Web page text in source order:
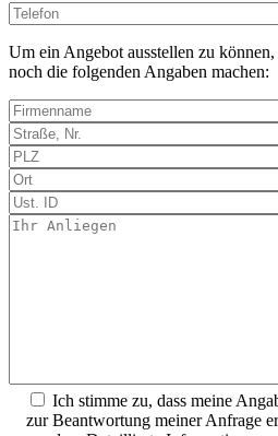
Bitte
lasse
dieses
Feld
Um ein Angebot ausstellen zu
noch die folgenden Angaben machen:
Ich stimme zu, dass meine
zur Beantwortung meiner Anfrage